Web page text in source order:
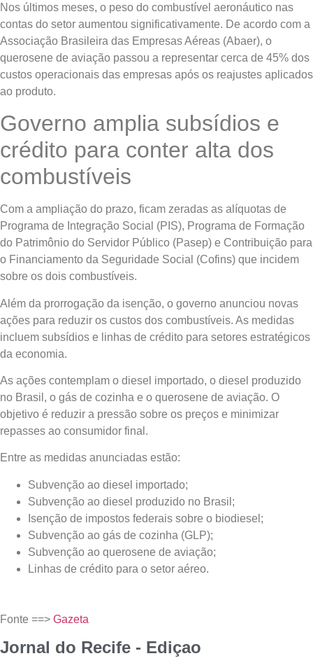
Nos últimos meses, o peso do combustível aeronáutico nas
contas do setor aumentou significativamente. De acordo com a
Associação Brasileira das Empresas Aéreas (Abaer), o
querosene de aviação passou a representar cerca de 45% dos
custos operacionais das empresas após os reajustes aplicados
ao produto.
Governo amplia subsídios e
crédito para conter alta dos
combustíveis
Com a ampliação do prazo, ficam zeradas as alíquotas de
Programa de Integração Social (PIS), Programa de Formação
do Patrimônio do Servidor Público (Pasep) e Contribuição para
o Financiamento da Seguridade Social (Cofins) que incidem
sobre os dois combustíveis.
Além da prorrogação da isenção, o governo anunciou novas
ações para reduzir os custos dos combustíveis. As medidas
incluem subsídios e linhas de crédito para setores estratégicos
da economia.
As ações contemplam o diesel importado, o diesel produzido
no Brasil, o gás de cozinha e o querosene de aviação. O
objetivo é reduzir a pressão sobre os preços e minimizar
repasses ao consumidor final.
Entre as medidas anunciadas estão:
Subvenção ao diesel importado;
Subvenção ao diesel produzido no Brasil;
Isenção de impostos federais sobre o biodiesel;
Subvenção ao gás de cozinha (GLP);
Subvenção ao querosene de aviação;
Linhas de crédito para o setor aéreo.
Fonte ==> Gazeta
Jornal do Recife - Ediçao